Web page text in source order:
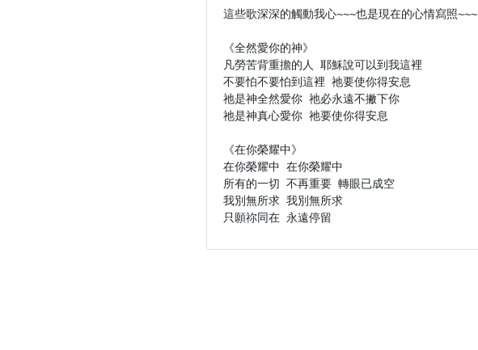
這些歌深深的觸動我心~~~也是現在的心情寫照~~~
《全然愛你的神》
凡勞苦背重擔的人 耶穌說可以到我這裡
不要怕不要怕到這裡 祂要使你得安息
祂是神全然愛你 祂必永遠不撇下你
祂是神真心愛你 祂要使你得安息
《在你榮耀中》
在你榮耀中 在你榮耀中
所有的一切 不再重要 轉眼已成空
我別無所求 我別無所求